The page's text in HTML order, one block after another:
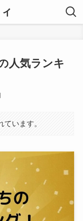
人気ランキ
います。